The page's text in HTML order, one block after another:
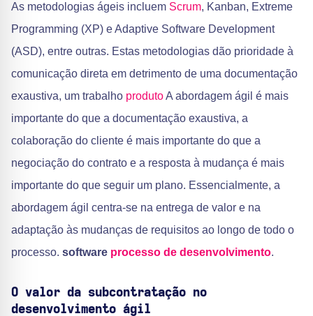
As metodologias ágeis incluem Scrum, Kanban, Extreme
Programming (XP) e Adaptive Software Development
(ASD), entre outras. Estas metodologias dão prioridade à
comunicação direta em detrimento de uma documentação
exaustiva, um trabalho produtoA abordagem ágil é mais
importante do que a documentação exaustiva, a
colaboração do cliente é mais importante do que a
negociação do contrato e a resposta à mudança é mais
importante do que seguir um plano. Essencialmente, a
abordagem ágil centra-se na entrega de valor e na
adaptação às mudanças de requisitos ao longo de todo o
processo. software processo de desenvolvimento.
O valor da subcontratação no
desenvolvimento ágil